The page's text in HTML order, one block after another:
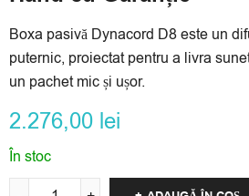
Boxa pasivă Dynacord D8 este un
puternic, proiectat pentru a livra
un pachet mic și ușor.
2.276,00 lei
În stoc